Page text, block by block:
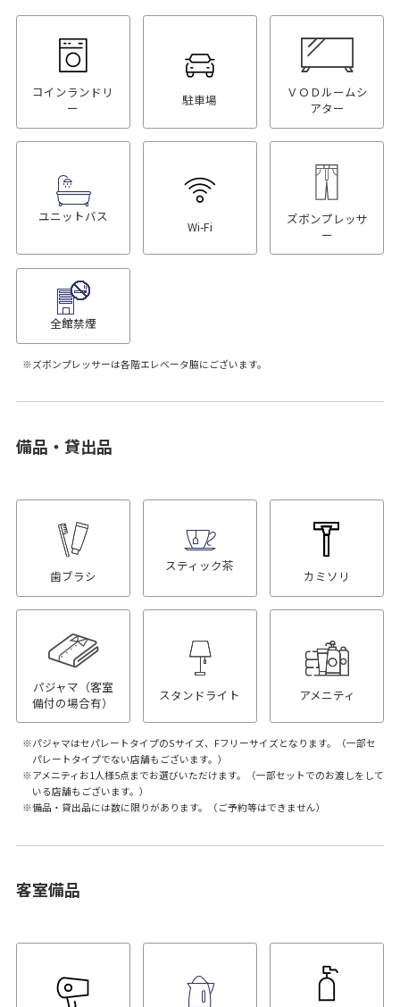
コインランドリ
ー
駐車場
ＶＯＤルームシ
アター
ユニットバス
Wi-Fi
ズボンプレッサ
ー
全館禁煙
ズボンプレッサーは各階エレベータ脇にございます。
備品・貸出品
歯ブラシ
スティック茶
カミソリ
パジャマ（客室
備付の場合有）
スタンドライト アメニティ
パジャマはセパレートタイプのSサイズ、Fフリーサイズとなります。（一部セ
パレートタイプでない店舗もございます。）
アメニティお1人様5点までお選びいただけます。（一部セットでのお渡しをして
いる店舗もございます。）
備品・貸出品には数に限りがあります。（ご予約等はできません）
客室備品